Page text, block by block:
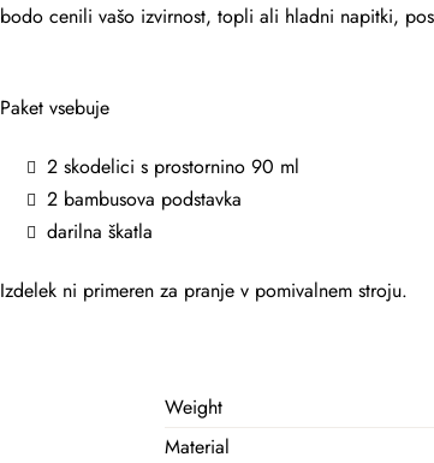
bodo cenili vašo izvirnost, topli ali hladni napitki,
Paket vsebuje
2 skodelici s prostornino 90 ml
2 bambusova podstavka
darilna škatla
Izdelek ni primeren za pranje v pomivalnem stroju.
Weight
Material